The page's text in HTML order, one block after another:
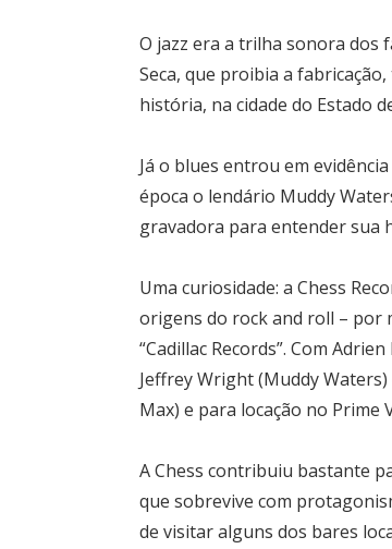
O jazz era a trilha sonora dos
Seca, que proibia a
história, na cidade do Estado
Já o blues entrou em
época o lendário Muddy
gravadora para entender sua
Uma curiosidade: a Chess
origens do rock and roll – por
“Cadillac Records”. Com
Jeffrey Wright (Muddy
Max) e para locação no Prime
A Chess contribuiu bastante
que sobrevive com
de visitar alguns dos bares